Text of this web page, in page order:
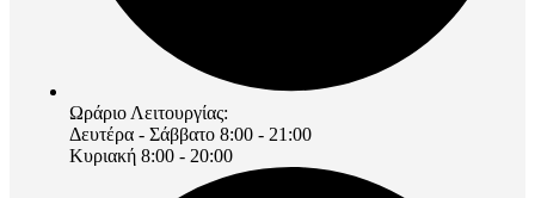
Ωράριο Λειτουργίας:
Δευτέρα - Σάββατο 8:00 - 21:00
Κυριακή 8:00 - 20:00